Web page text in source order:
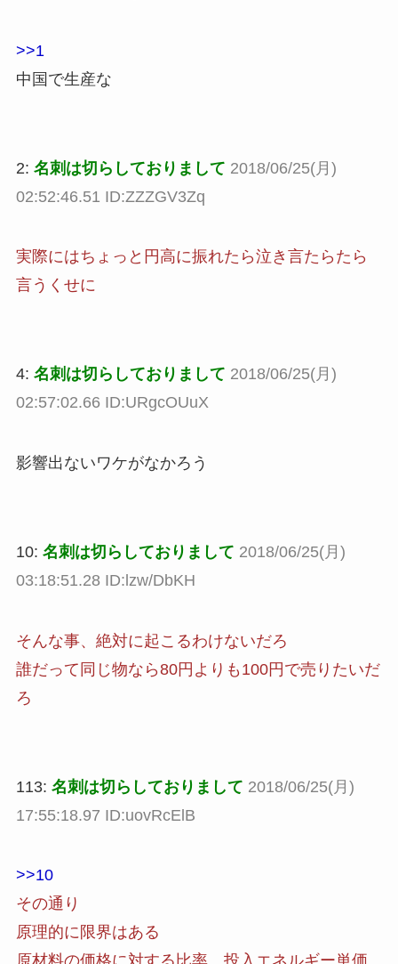
>>1
中国で生産な
2: 名刺は切らしておりまして 2018/06/25(月)
02:52:46.51 ID:ZZZGV3Zq
実際にはちょっと円高に振れたら泣き言たらたら
言うくせに
4: 名刺は切らしておりまして 2018/06/25(月)
02:57:02.66 ID:URgcOUuX
影響出ないワケがなかろう
10: 名刺は切らしておりまして 2018/06/25(月)
03:18:51.28 ID:lzw/DbKH
そんな事、絶対に起こるわけないだろ
誰だって同じ物なら80円よりも100円で売りたいだ
ろ
113: 名刺は切らしておりまして 2018/06/25(月)
17:55:18.97 ID:uovRcElB
>>10
その通り
原理的に限界はある